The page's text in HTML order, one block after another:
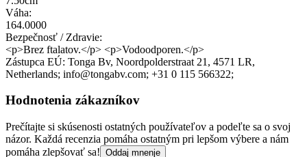
Váha:
164.0000
Bezpečnosť / Zdravie:
<p>Brez ftalatov.</p> <p>Vodoodporen.</p>
Zástupca EÚ: Tonga Bv, Noordpolderstraat 21 , 4571 LR,
Netherlands; info@tongabv.com; +31 0 115 566322;
Hodnotenia zákazníkov
Prečítajte si skúsenosti ostatných používateľov a podeľte sa o svoj
názor. Každá recenzia pomáha ostatným pri lepšom výbere a nám
pomáha zlepšovať sa! Oddaj mnenje